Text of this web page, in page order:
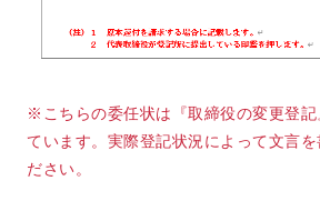
※こちらの委任状は『取締役の変更登記
ています。実際登記状況によって文言を
ださい。